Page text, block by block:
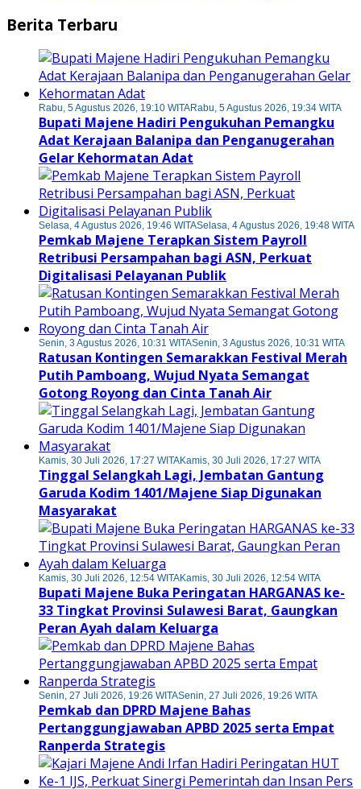
Berita Terbaru
Rabu, 5 Agustus 2026, 19:10 WITARabu, 5 Agustus 2026, 19:34 WITA
Bupati Majene Hadiri Pengukuhan Pemangku
Adat Kerajaan Balanipa dan Penganugerahan
Gelar Kehormatan Adat
Selasa, 4 Agustus 2026, 19:46 WITASelasa, 4 Agustus 2026, 19:48 WITA
Pemkab Majene Terapkan Sistem Payroll
Retribusi Persampahan bagi ASN, Perkuat
Digitalisasi Pelayanan Publik
Senin, 3 Agustus 2026, 10:31 WITASenin, 3 Agustus 2026, 10:31 WITA
Ratusan Kontingen Semarakkan Festival Merah
Putih Pamboang, Wujud Nyata Semangat
Gotong Royong dan Cinta Tanah Air
Kamis, 30 Juli 2026, 17:27 WITAKamis, 30 Juli 2026, 17:27 WITA
Tinggal Selangkah Lagi, Jembatan Gantung
Garuda Kodim 1401/Majene Siap Digunakan
Masyarakat
Kamis, 30 Juli 2026, 12:54 WITAKamis, 30 Juli 2026, 12:54 WITA
Bupati Majene Buka Peringatan HARGANAS ke-
33 Tingkat Provinsi Sulawesi Barat, Gaungkan
Peran Ayah dalam Keluarga
Senin, 27 Juli 2026, 19:26 WITASenin, 27 Juli 2026, 19:26 WITA
Pemkab dan DPRD Majene Bahas
Pertanggungjawaban APBD 2025 serta Empat
Ranperda Strategis